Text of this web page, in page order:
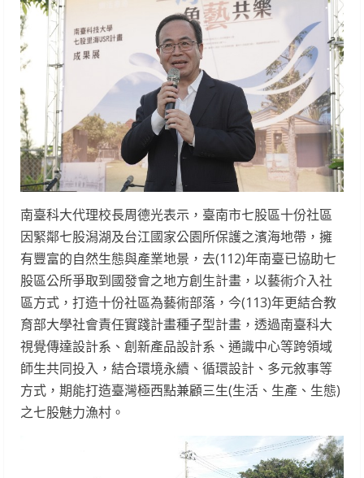
南臺科大代理校長周德光表示，臺南市七股區十份社區
因緊鄰七股潟湖及台江國家公園所保護之濱海地帶，擁
有豐富的自然生態與產業地景，去(112)年南臺已協助七
股區公所爭取到國發會之地方創生計畫，以藝術介入社
區方式，打造十份社區為藝術部落，今(113)年更結合教
育部大學社會責任實踐計畫種子型計畫，透過南臺科大
視覺傳達設計系、創新產品設計系、通識中心等跨領域
師生共同投入，結合環境永續、循環設計、多元敘事等
方式，期能打造臺灣極西點兼顧三生(生活、生產、生態)
之七股魅力漁村。